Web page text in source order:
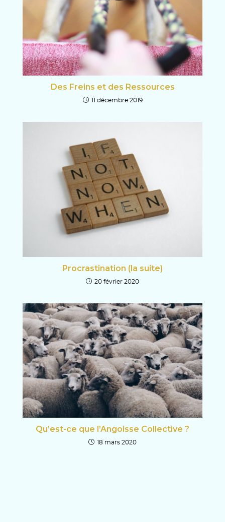
Des Freins et des Ressources
11 décembre 2019
Procrastination (la suite)
20 février 2020
Qu’est-ce que l’Angoisse Collective ?
18 mars 2020